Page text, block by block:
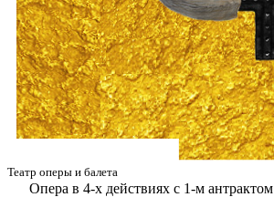
Опера в 4-х действиях с 1-м антрактом
Театр оперы и балета